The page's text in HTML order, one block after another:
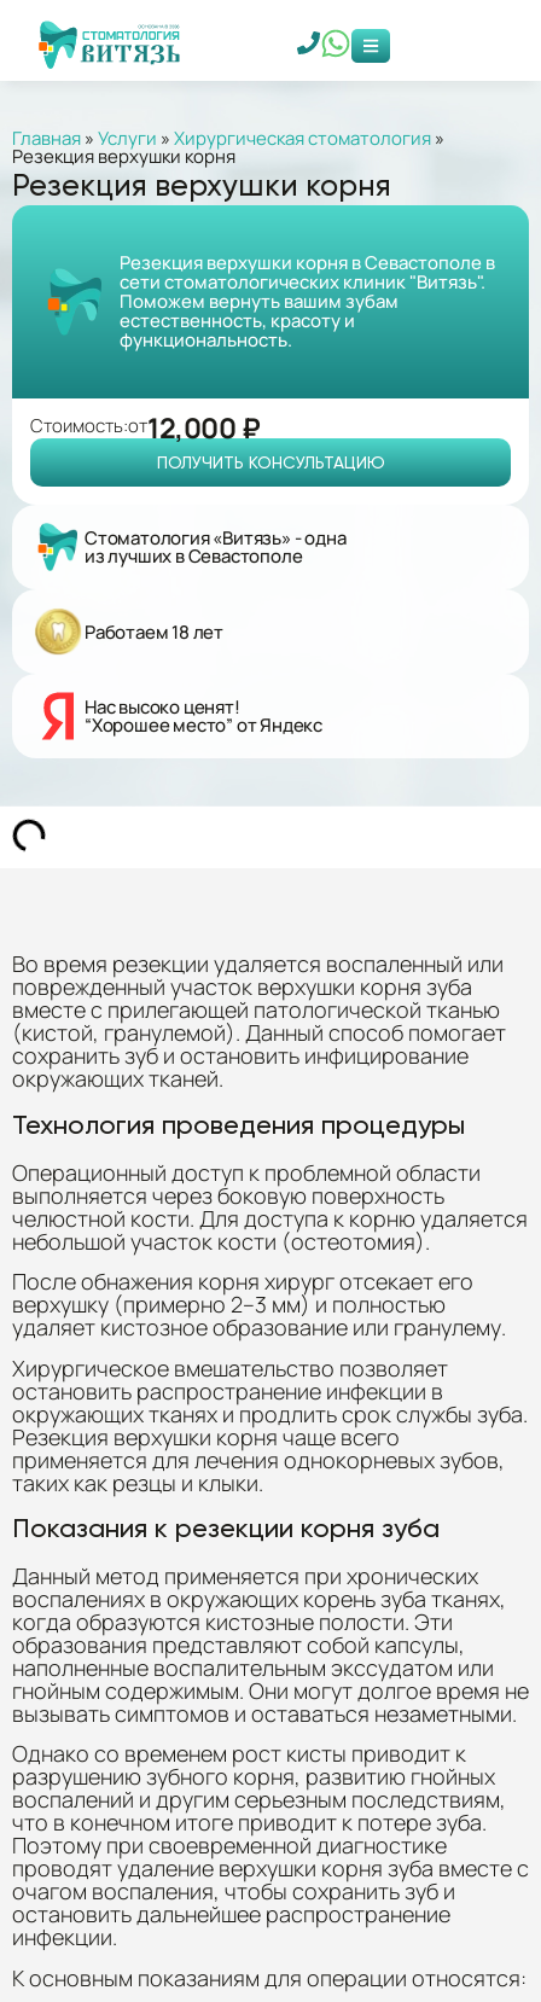
Главная»Услуги »Хирургическая стоматология»
Резекция верхушки корня
Резекция верхушки корня
Резекция верхушки корня в Севастополе в
сети стоматологических клиник "Витязь".
Поможем вернуть вашим зубам
естественность, красоту и
функциональность.
ПОЛУЧИТЬ КОНСУЛЬТАЦИЮ
Стоимость:от12,000 ₽
Стоматология «Витязь» - одна
из лучших в Севастополе
Работаем 18 лет
Нас высоко ценят!
“Хорошее место” от Яндекс
Во время резекции удаляется воспаленный или
поврежденный участок верхушки корня зуба
вместе с прилегающей патологической тканью
(кистой, гранулемой). Данный способ помогает
сохранить зуб и остановить инфицирование
окружающих тканей.
Технология проведения процедуры
Операционный доступ к проблемной области
выполняется через боковую поверхность
челюстной кости. Для доступа к корню удаляется
небольшой участок кости (остеотомия).
После обнажения корня хирург отсекает его
верхушку (примерно 2–3 мм) и полностью
удаляет кистозное образование или гранулему.
Хирургическое вмешательство позволяет
остановить распространение инфекции в
окружающих тканях и продлить срок службы зуба.
Резекция верхушки корня чаще всего
применяется для лечения однокорневых зубов,
таких как резцы и клыки.
Показания к резекции корня зуба
Данный метод применяется при хронических
воспалениях в окружающих корень зуба тканях,
когда образуются кистозные полости. Эти
образования представляют собой капсулы,
наполненные воспалительным экссудатом или
гнойным содержимым. Они могут долгое время не
вызывать симптомов и оставаться незаметными.
Однако со временем рост кисты приводит к
разрушению зубного корня, развитию гнойных
воспалений и другим серьезным последствиям,
что в конечном итоге приводит к потере зуба.
Поэтому при своевременной диагностике
проводят удаление верхушки корня зуба вместе с
очагом воспаления, чтобы сохранить зуб и
остановить дальнейшее распространение
инфекции.
К основным показаниям для операции относятся: